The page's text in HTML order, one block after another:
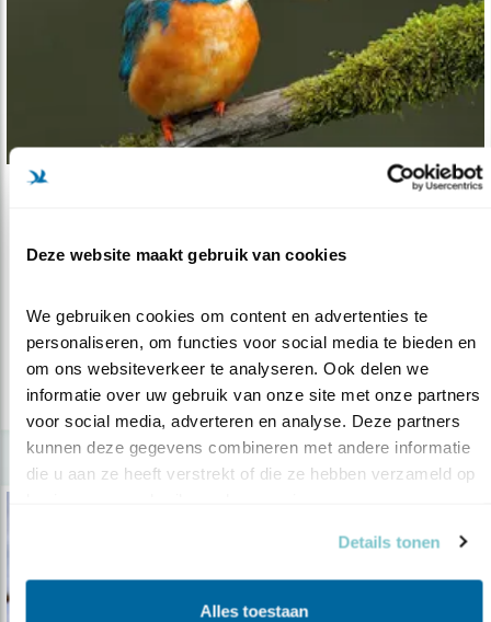
Deze website maakt gebruik van cookies
We gebruiken cookies om content en advertenties te
personaliseren, om functies voor social media te bieden en
om ons websiteverkeer te analyseren. Ook delen we
informatie over uw gebruik van onze site met onze partners
voor social media, adverteren en analyse. Deze partners
kunnen deze gegevens combineren met andere informatie
die u aan ze heeft verstrekt of die ze hebben verzameld op
Details tonen
Alles toestaan
langs Twents riviertje
lees meer